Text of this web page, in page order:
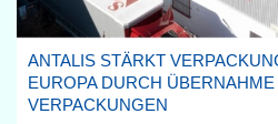
ANTALIS STÄRKT
EUROPA DURCH
VERPACKUNGEN